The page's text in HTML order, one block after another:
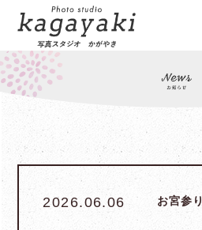
2026.06.06 お宮参り